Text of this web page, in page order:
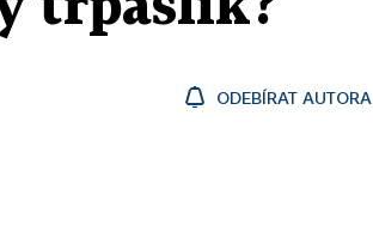
ODEBÍRAT AUTORA